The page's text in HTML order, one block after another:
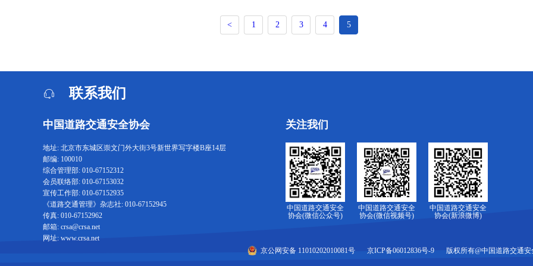
< 1 2 3 4 5
联系我们
中国道路交通安全协会
地址: 北京市东城区崇文门外大街3号新世界写字楼B座14层
邮编: 100010
综合管理部: 010-67152312
会员联络部: 010-67153032
宣传工作部: 010-67152935
《道路交通管理》杂志社: 010-67152945
传真: 010-67152962
邮箱: crsa@crsa.net
网址: www.crsa.net
关注我们
中国道路交通安全
协会(微信公众号)
中国道路交通安全
协会(微信视频号)
中国道路交通安全
协会(新浪微博)
京公网安备 11010202010081号 京ICP备06012836号-9 版权所有@中国道路交通安